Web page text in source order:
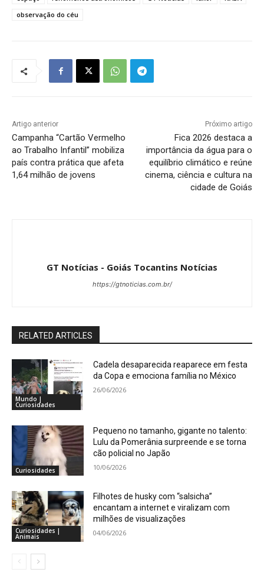
observação do céu
Artigo anterior
Campanha “Cartão Vermelho
ao Trabalho Infantil” mobiliza
país contra prática que afeta
1,64 milhão de jovens
Próximo artigo
Fica 2026 destaca a
importância da água para o
equilíbrio climático e reúne
cinema, ciência e cultura na
cidade de Goiás
GT Notícias - Goiás Tocantins Notícias
https://gtnoticias.com.br/
RELATED ARTICLES
Mundo |
Curiosidades
Cadela desaparecida reaparece em festa
da Copa e emociona família no México
26/06/2026
Curiosidades
Pequeno no tamanho, gigante no talento:
Lulu da Pomerânia surpreende e se torna
cão policial no Japão
10/06/2026
Curiosidades |
Animais
Filhotes de husky com “salsicha”
encantam a internet e viralizam com
milhões de visualizações
04/06/2026